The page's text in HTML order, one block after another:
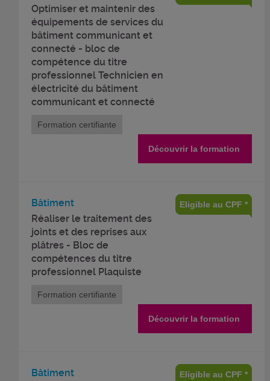
Optimiser et maintenir des
équipements de services du
bâtiment communicant et
connecté - bloc de
compétence du titre
professionnel Technicien en
électricité du bâtiment
communicant et connecté
Formation certifiante
Découvrir la formation
Bâtiment
Réaliser le traitement des
joints et des reprises aux
plâtres - Bloc de
compétences du titre
professionnel Plaquiste
Eligible au CPF *
Formation certifiante
Découvrir la formation
Bâtiment
Eligible au CPF *